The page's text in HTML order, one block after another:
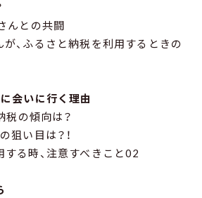
んとの共闘
、ふるさと納税を利用するときの
会いに行く理由
税の傾向は？
狙い目は？！
る時、注意すべきこと02